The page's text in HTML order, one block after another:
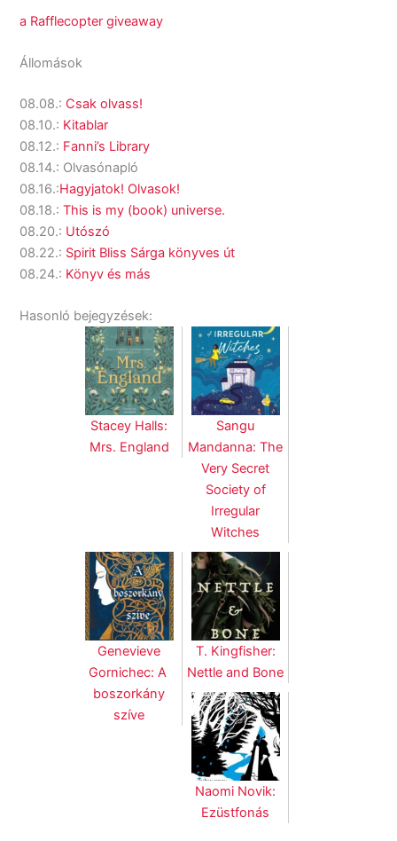
a Rafflecopter giveaway
Állomások
08.08.: Csak olvass!
08.10.: Kitablar
08.12.: Fanni’s Library
08.14.: Olvasónapló
08.16.:Hagyjatok! Olvasok!
08.18.:This is my (book) universe.
08.20.: Utószó
08.22.: Spirit Bliss Sárga könyves út
08.24.: Könyv és más
Hasonló bejegyzések:
Stacey Halls:
Mrs. England
Sangu
Mandanna: The
Very Secret
Society of
Irregular
Witches
Genevieve
Gornichec: A ​
boszorkány
szíve
T. Kingfisher:
Nettle and Bone
Naomi Novik:
Ezüstfonás